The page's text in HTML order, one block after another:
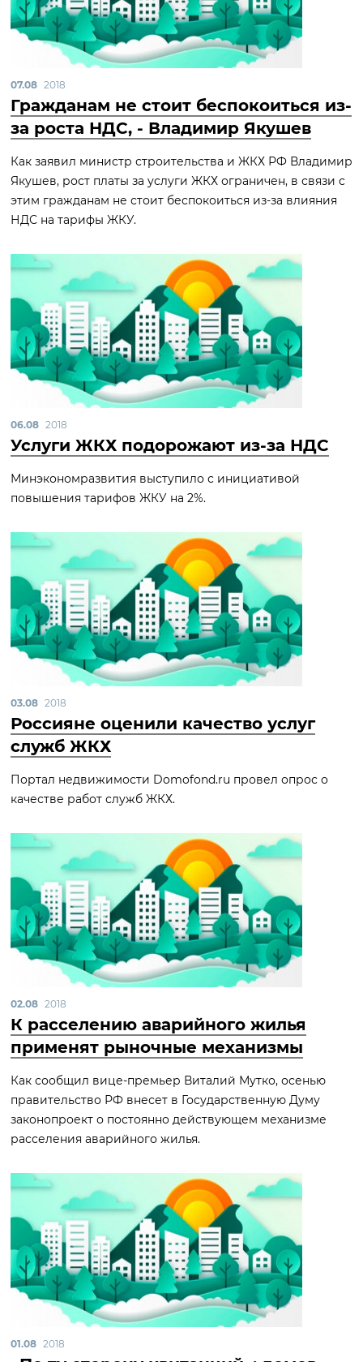
07.08 2018
Гражданам не стоит беспокоиться из-
за роста НДС, - Владимир Якушев
Как заявил министр строительства и ЖКХ РФ Владимир
Якушев, рост платы за услуги ЖКХ ограничен, в связи с
этим гражданам не стоит беспокоиться из-за влияния
НДС на тарифы ЖКУ.
06.08 2018
Услуги ЖКХ подорожают из-за НДС
Минэкономразвития выступило с инициативой
повышения тарифов ЖКУ на 2%.
03.08 2018
Россияне оценили качество услуг
служб ЖКХ
Портал недвижимости Domofond.ru провел опрос о
качестве работ служб ЖКХ.
02.08 2018
К расселению аварийного жилья
применят рыночные механизмы
Как сообщил вице-премьер Виталий Мутко, осенью
правительство РФ внесет в Государственную Думу
законопроект о постоянно действующем механизме
расселения аварийного жилья.
01.08 2018